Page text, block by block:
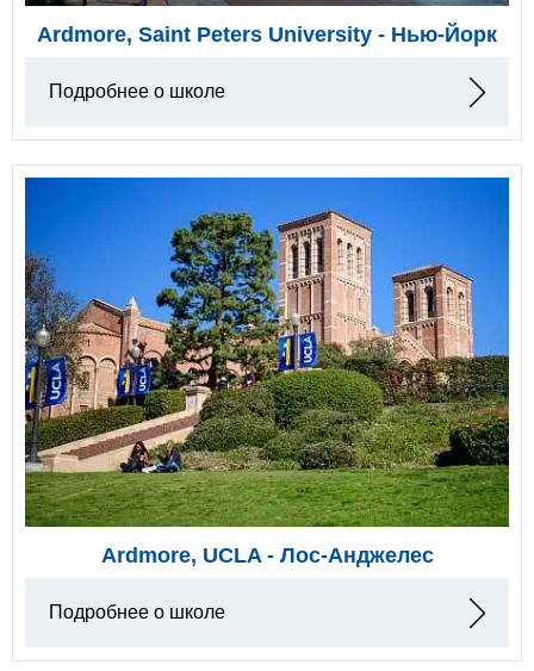
Ardmore, Saint Peters University - Нью-Йорк
Подробнее о школе
Ardmore, UCLA - Лос-Анджелес
Подробнее о школе